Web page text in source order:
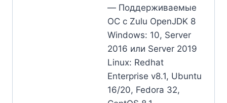
— Поддерживаемые
ОС с Zulu OpenJDK 8
Windows: 10, Server
2016 или Server 2019
Linux: Redhat
Enterprise v8.1, Ubuntu
16/20, Fedora 32,